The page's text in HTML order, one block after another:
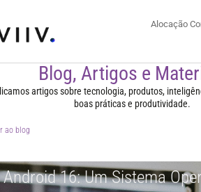
Alocação
Blog, Artigos e
artigos sobre tecnologia, produtos,
boas práticas e produtividade.
ao blog
16: Um Sistema